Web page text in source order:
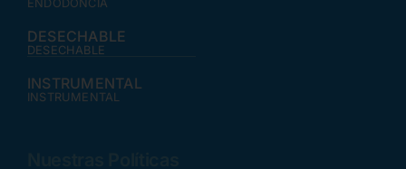
ENDODONCIA
DESECHABLE
DESECHABLE
INSTRUMENTAL
INSTRUMENTAL